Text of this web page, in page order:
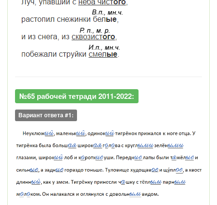
№65 рабочей тетради 2011-2022:
Вариант ответа #1: